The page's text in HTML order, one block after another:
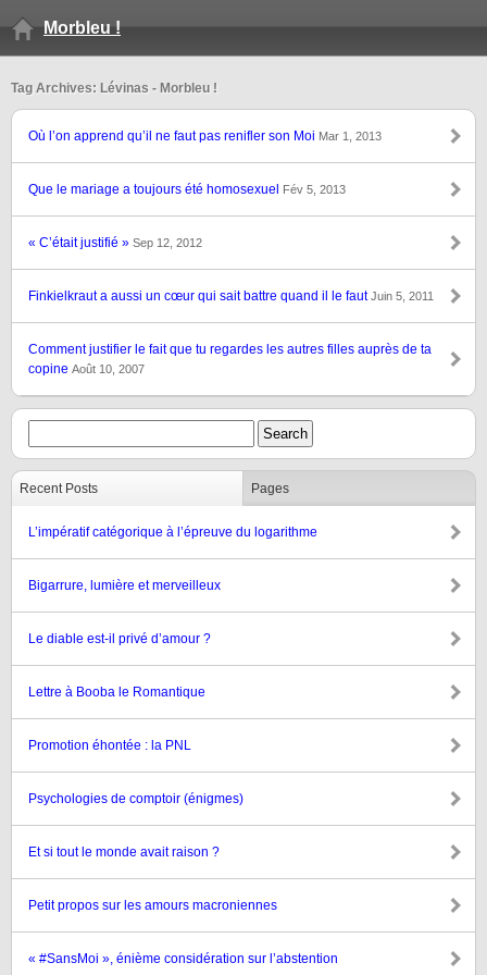
Morbleu !
Tag Archives: Lévinas - Morbleu !
Où l’on apprend qu’il ne faut pas renifler son Moi Mar 1, 2013
Que le mariage a toujours été homosexuel Fév 5, 2013
« C’était justifié » Sep 12, 2012
Finkielkraut a aussi un cœur qui sait battre quand il le fautJuin 5, 2011
Comment justifier le fait que tu regardes les autres filles auprès de ta
copine Août 10, 2007
Recent Posts Pages
L’impératif catégorique à l’épreuve du logarithme
Bigarrure, lumière et merveilleux
Le diable est-il privé d’amour ?
Lettre à Booba le Romantique
Promotion éhontée : la PNL
Psychologies de comptoir (énigmes)
Et si tout le monde avait raison ?
Petit propos sur les amours macroniennes
« #SansMoi », énième considération sur l’abstention